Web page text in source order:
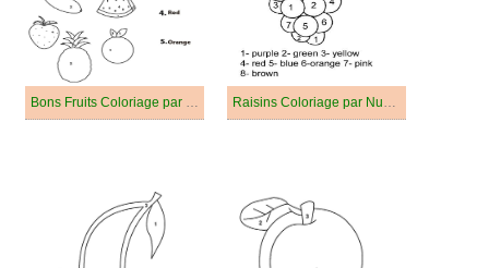
Bons Fruits Coloriage par Numéro Raisins Coloriage par Numéro